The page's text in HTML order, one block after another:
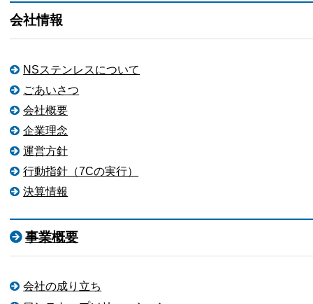
会社情報
NSステンレスについて
ごあいさつ
会社概要
企業理念
運営方針
行動指針（7Cの実行）
決算情報
事業概要
会社の成り立ち